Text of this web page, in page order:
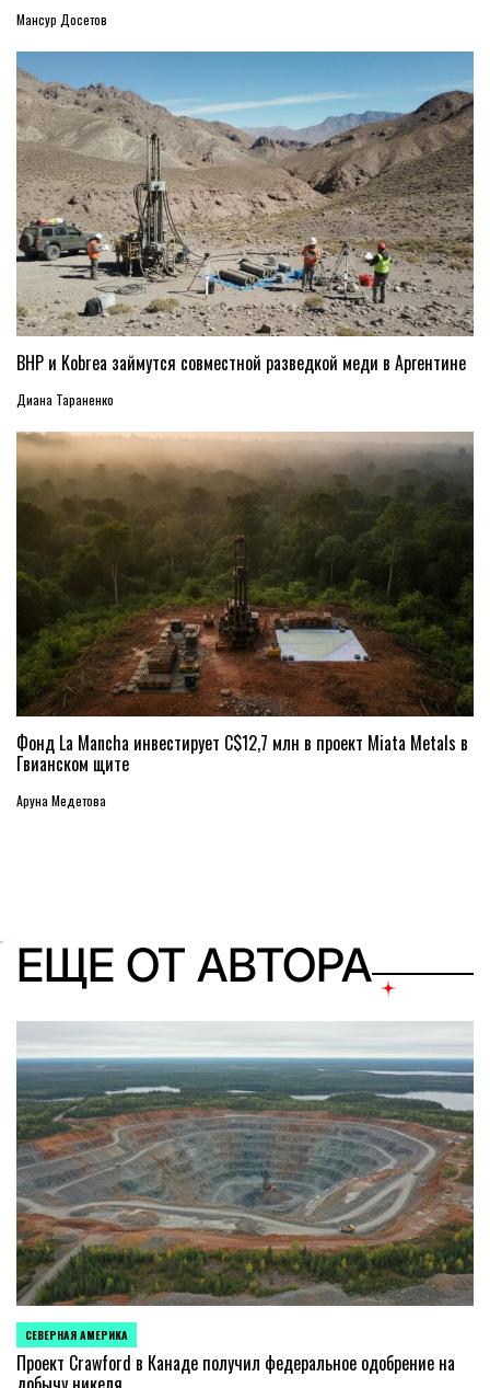
Мансур Досетов
BHP и Kobrea займутся совместной разведкой меди в Аргентине
Диана Тараненко
Фонд La Mancha инвестирует C$12,7 млн в проект Miata Metals в
Гвианском щите
Аруна Медетова
ЕЩЕ ОТ АВТОРА
ОПУБЛИКОВАНО
В
СЕВЕРНАЯ АМЕРИКА
Проект Crawford в Канаде получил федеральное одобрение на